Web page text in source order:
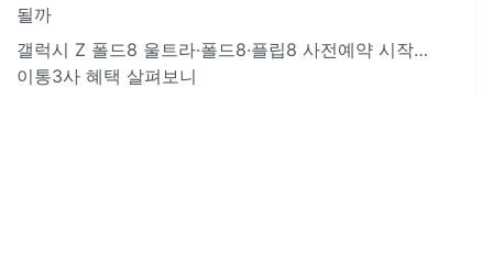
될까
갤럭시 Z 폴드8 울트라·폴드8·플립8 사전예약 시작…
이통3사 혜택 살펴보니